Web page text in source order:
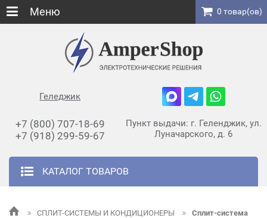
Геледжик
+7 (800) 707-18-69
+7 (918) 299-59-67
Пункт выдачи: г. Геленджик, ул.
Луначарского, д. 6
КАТАЛОГ ТОВАРОВ
Меню 0 товар(ов)
СПЛИТ-СИСТЕМЫ И КОНДИЦИОНЕРЫ
Сплит-система